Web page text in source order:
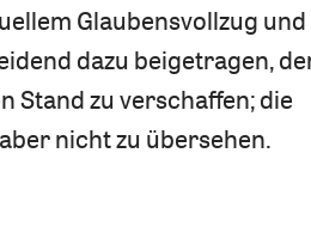
Glaubensvollzug und
dazu beigetragen,
Stand zu verschaffen; die
nicht zu übersehen.